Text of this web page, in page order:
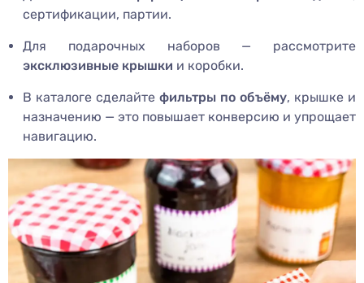
сертификации, партии.
Для подарочных наборов — рассмотрите
эксклюзивные крышки и коробки.
В каталоге сделайте фильтры по объёму, крышке и
назначению — это повышает конверсию и упрощает
навигацию.